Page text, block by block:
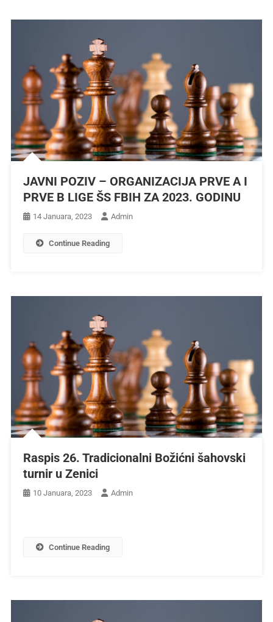
JAVNI POZIV – ORGANIZACIJA PRVE A I
PRVE B LIGE ŠS FBIH ZA 2023. GODINU
14 Januara, 2023 Admin
Continue Reading
Raspis 26. Tradicionalni Božićni šahovski
turnir u Zenici
10 Januara, 2023 Admin
Continue Reading